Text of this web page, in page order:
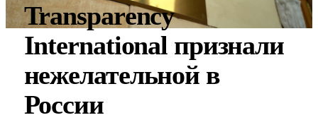
Transparеncy
International признали
нежелательной в
России